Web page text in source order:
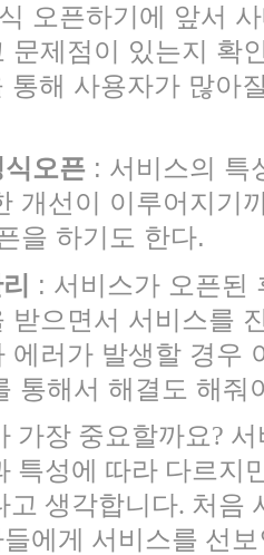
오픈하기에 앞서
문제점이 있는지 확
통해 사용자가 많아
오픈 : 서비스의 특
개선이 이루어지기
을 하기도 한다.
: 서비스가 오픈된
받으면서 서비스를
에러가 발생할 경우
통해서 해결도 해줘
가장 중요할까요?
특성에 따라 다르지
고 생각합니다. 처음
에게 서비스를 선